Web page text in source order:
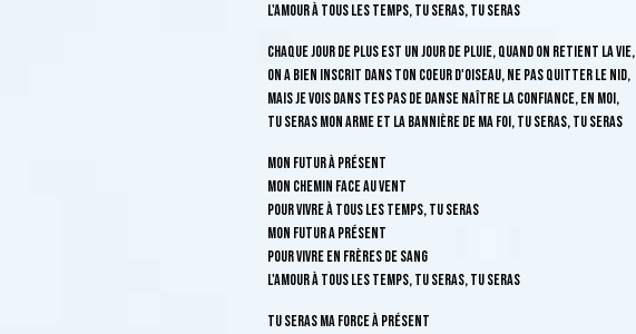
L'amour à tous les temps, tu seras, tu seras
Chaque jour de plus est un jour de pluie, quand on retient la vie,
On a bien inscrit dans ton coeur d'oiseau, ne pas quitter le nid,
Mais je vois dans tes pas de danse naître la confiance, en moi,
Tu seras mon arme et la bannière de ma foi, tu seras, tu seras
Mon futur à présent
Mon chemin face au vent
Pour vivre à tous les temps, tu seras
Mon futur a présent
Pour vivre en frères de sang
L'amour à tous les temps, tu seras, tu seras
Tu seras ma force à présent